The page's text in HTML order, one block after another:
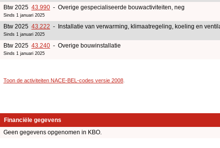
Btw 2025 43.990 - Overige gespecialiseerde bouwactiviteiten, neg
Sinds 1 januari 2025
Btw 2025 43.222 - Installatie van verwarming, klimaatregeling, koeling en
Sinds 1 januari 2025
Btw 2025 43.240 - Overige bouwinstallatie
Sinds 1 januari 2025
Toon de activiteiten NACE-BEL-codes versie 2008
Financiële gegevens
Geen gegevens opgenomen in KBO.